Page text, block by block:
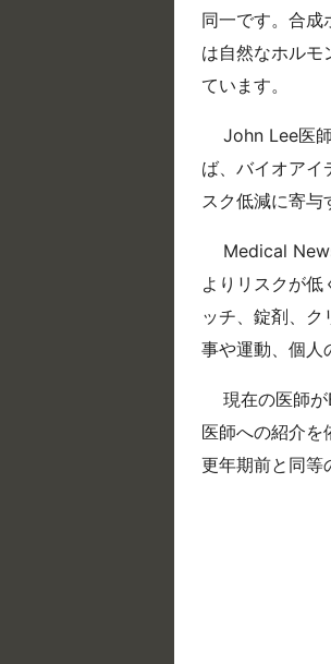
同一です。合成
は自然なホルモ
ています。
John Lee医
ば、バイオアイ
スク低減に寄与
Medical
よりリスクが
ッチ、錠剤、
事や運動、個人
現在の医師
医師への紹介を
更年期前と同等